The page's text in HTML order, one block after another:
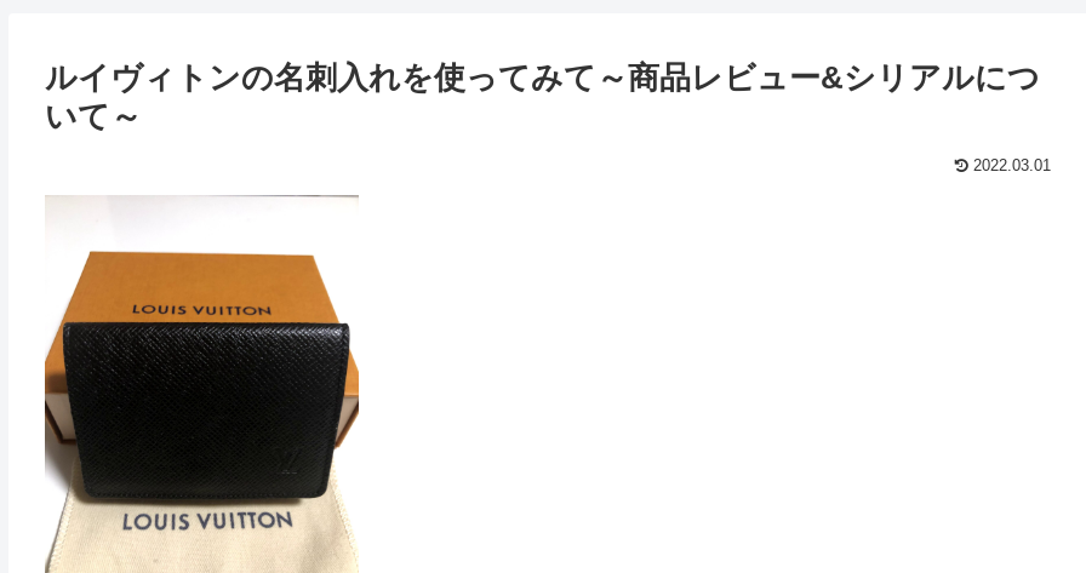
ルイヴィトンの名刺入れを使ってみて～商品レビュー&シリアルにつ
いて～
2022.03.01